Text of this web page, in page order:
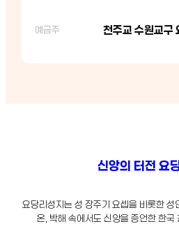
예금주 천주교 수원교구
신앙의 터전 요
요당리성지는 성 장주기 요셉을 비롯한 성
온, 박해 속에서도 신앙을 증언한 한국